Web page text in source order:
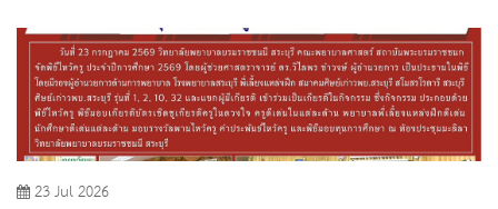
23 Jul 2026